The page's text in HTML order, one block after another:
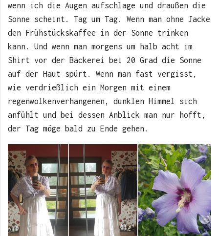
wenn ich die Augen aufschlage und draußen die
Sonne scheint. Tag um Tag. Wenn man ohne Jacke
den Frühstückskaffee in der Sonne trinken
kann. Und wenn man morgens um halb acht im
Shirt vor der Bäckerei bei 20 Grad die Sonne
auf der Haut spürt. Wenn man fast vergisst,
wie verdrießlich ein Morgen mit einem
regenwolkenverhangenen, dunklen Himmel sich
anfühlt und bei dessen Anblick man nur hofft,
der Tag möge bald zu Ende gehen.